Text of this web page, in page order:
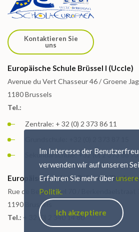
Kontaktieren Sie
uns
Europäische Schule Brüssel I (Uccle)
Avenue du Vert Chasseur 46 / Groene
1180 Brussels
Tel.:
Zentrale: + 32 (0) 2 373 86 11
Sekundarschule: +32 (0) 2 373 88 73
Europäische Schule Brüssel I
Rue de Berkendael 70 / Berkendaelstraat
1190 Brussels
Tel.: + 32 (0) 2 340 14 80
Im Interesse der
verwenden wir auf unseren
Erfahren Sie mehr über
Politik.
Ich akzeptiere